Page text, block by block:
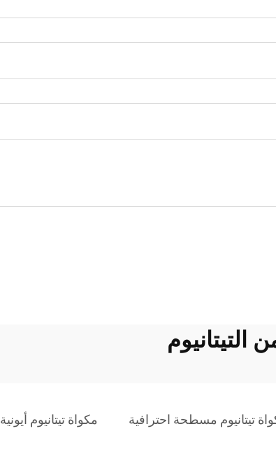
تيتانيوم مسطحة احترافية مكواة تيتانيوم أيونية